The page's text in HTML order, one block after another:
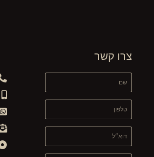
צרו קשר
שם
טלפון
דוא״ל